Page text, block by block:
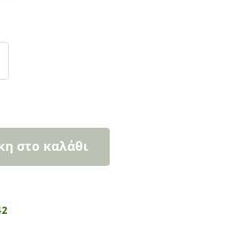
στο καλάθι